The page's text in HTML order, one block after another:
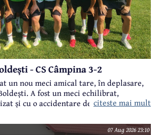
- CS Câmpina 3-2
un nou meci amical tare, în deplasare,
A fost un meci echilibrat,
și cu o accidentare destul de gravă, la
citeste mai mult
07 Aug 2026 23:10